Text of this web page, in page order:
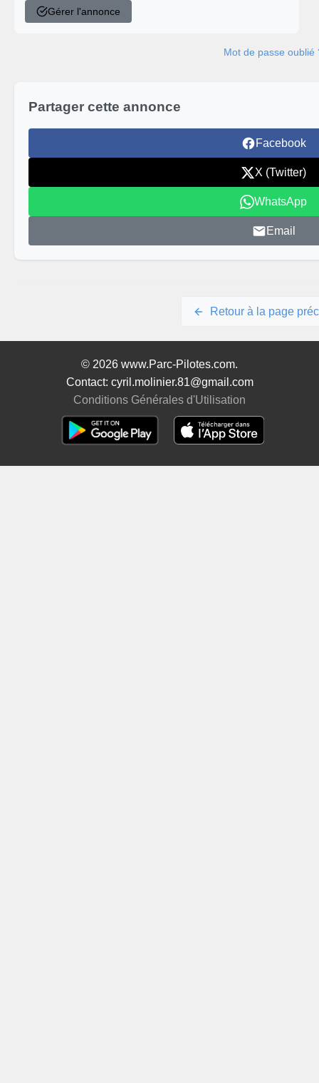
Gérer l'annonce
Mot de passe oublié
Partager cette annonce
Facebook
X (Twitter)
WhatsApp
Email
Retour à la page
© 2026 www.Parc-Pilotes.com.
Contact: cyril.molinier.81@gmail.com
Conditions Générales d'Utilisation